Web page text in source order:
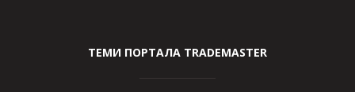
ТЕМИ ПОРТАЛА TRADEMASTER